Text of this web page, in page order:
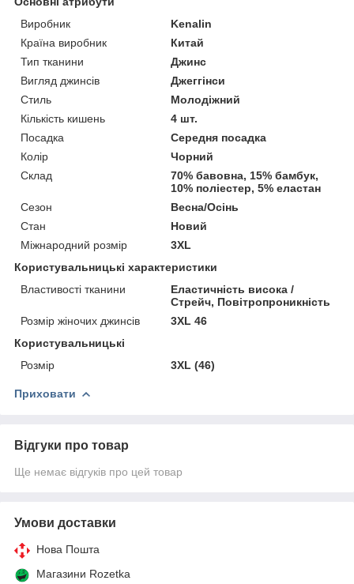
Виробник
Kenalin
Країна виробник
Китай
Тип тканини
Джинс
Вигляд джинсів
Джеггінси
Стиль
Молодіжний
Кількість кишень
4 шт.
Посадка
Середня посадка
Колір
Чорний
Склад
70% бавовна, 15% бамбук,
10% поліестер, 5% еластан
Сезон
Весна/Осінь
Стан
Новий
Міжнародний розмір
3XL
Користувальницькі характеристики
Властивості тканини
Еластичність висока /
Стрейч, Повітропроникність
Розмір жіночих джинсів
3XL 46
Користувальницькі
Розмір
3XL (46)
Приховати
Відгуки про товар
Ще немає відгуків про цей товар
Умови доставки
Нова Пошта
Магазини Rozetka